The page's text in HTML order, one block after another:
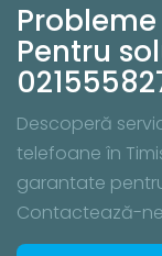
Pentru
Descoperă
telefoane în
garantate
Contactează-